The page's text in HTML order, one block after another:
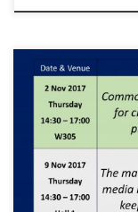
（僅限英文版）